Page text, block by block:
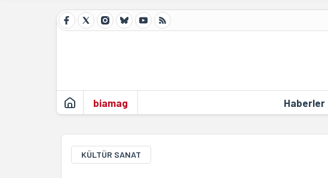
biamag Haberler
KÜLTÜR SANAT